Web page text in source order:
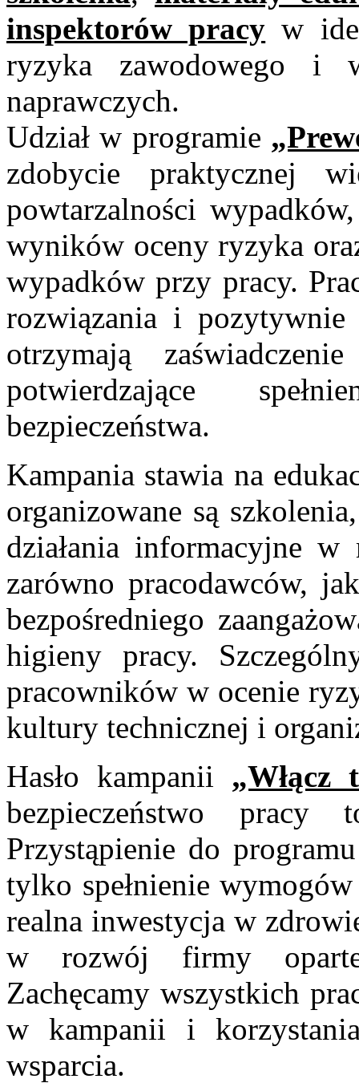
inspektorów pracy w
ryzyka zawodowego i
naprawczych.
Udział w programie
zdobycie praktycznej
powtarzalności
wyników oceny ryzyka
wypadków przy pracy.
rozwiązania i pozytywnie
otrzymają
potwierdzające
bezpieczeństwa.
Kampania stawia na
organizowane są
działania informacyjne
zarówno pracodawców,
bezpośredniego
higieny pracy.
pracowników w ocenie
kultury technicznej i
Hasło kampanii „Włącz
bezpieczeństwo pracy
Przystąpienie do
tylko spełnienie
realna inwestycja w
w rozwój firmy
Zachęcamy wszystkich
w kampanii i
wsparcia.